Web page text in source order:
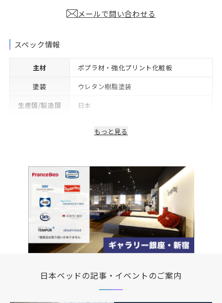
メールで問い合わせる
スペック情報
主材
ポプラ材・強化プリント化粧板
塗装
ウレタン樹脂塗装
生産国/製造国
日本
もっと見る
日本ベッドの記事・イベントのご案内